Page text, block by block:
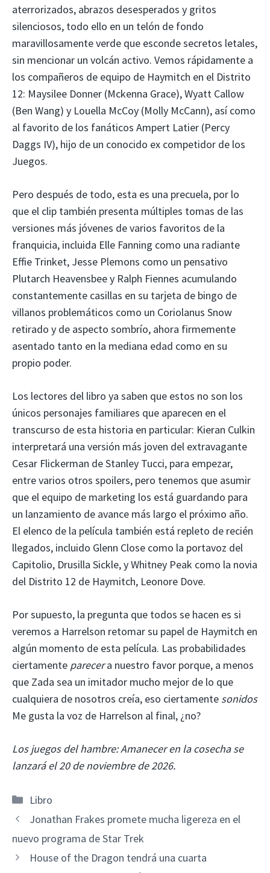
aterrorizados, abrazos desesperados y gritos
silenciosos, todo ello en un telón de fondo
maravillosamente verde que esconde secretos letales,
sin mencionar un volcán activo. Vemos rápidamente a
los compañeros de equipo de Haymitch en el Distrito
12: Maysilee Donner (Mckenna Grace), Wyatt Callow
(Ben Wang) y Louella McCoy (Molly McCann), así como
al favorito de los fanáticos Ampert Latier (Percy
Daggs IV), hijo de un conocido ex competidor de los
Juegos.
Pero después de todo, esta es una precuela, por lo
que el clip también presenta múltiples tomas de las
versiones más jóvenes de varios favoritos de la
franquicia, incluida Elle Fanning como una radiante
Effie Trinket, Jesse Plemons como un pensativo
Plutarch Heavensbee y Ralph Fiennes acumulando
constantemente casillas en su tarjeta de bingo de
villanos problemáticos como un Coriolanus Snow
retirado y de aspecto sombrío, ahora firmemente
asentado tanto en la mediana edad como en su
propio poder.
Los lectores del libro ya saben que estos no son los
únicos personajes familiares que aparecen en el
transcurso de esta historia en particular: Kieran Culkin
interpretará una versión más joven del extravagante
Cesar Flickerman de Stanley Tucci, para empezar,
entre varios otros spoilers, pero tenemos que asumir
que el equipo de marketing los está guardando para
un lanzamiento de avance más largo el próximo año.
El elenco de la película también está repleto de recién
llegados, incluido Glenn Close como la portavoz del
Capitolio, Drusilla Sickle, y Whitney Peak como la novia
del Distrito 12 de Haymitch, Leonore Dove.
Por supuesto, la pregunta que todos se hacen es si
veremos a Harrelson retomar su papel de Haymitch en
algún momento de esta película. Las probabilidades
ciertamente parecera nuestro favor porque, a menos
que Zada ​​sea un imitador mucho mejor de lo que
cualquiera de nosotros creía, eso ciertamente sonidos
Me gusta la voz de Harrelson al final, ¿no?
Los juegos del hambre: Amanecer en la cosecha se
lanzará el 20 de noviembre de 2026.
Categorías
Libro
Jonathan Frakes promete mucha ligereza en el
nuevo programa de Star Trek
House of the Dragon tendrá una cuarta